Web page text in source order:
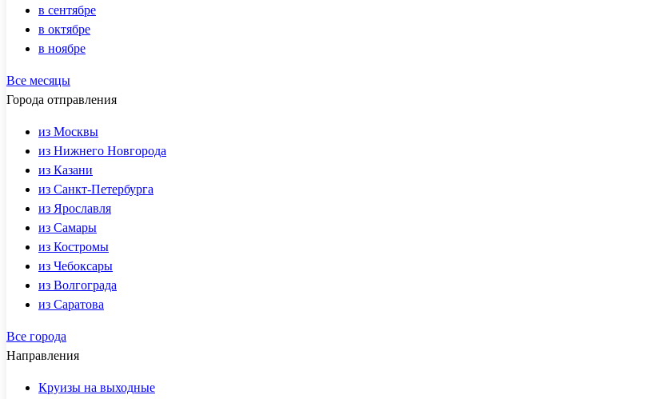
в сентябре
в октябре
в ноябре
Все месяцы
Города отправления
из Москвы
из Нижнего Новгорода
из Казани
из Санкт-Петербурга
из Ярославля
из Самары
из Костромы
из Чебоксары
из Волгограда
из Саратова
Все города
Направления
Круизы на выходные